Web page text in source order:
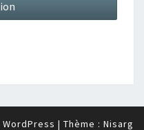
WordPress | Thème : Nisarg